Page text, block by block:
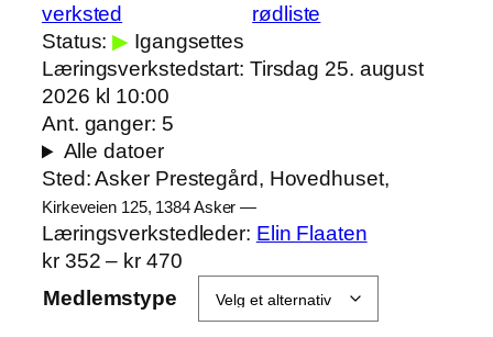
verksted
rødliste
Status:▶ Igangsettes
Læring­s­verkstedstart: Tirsdag 25. august
2026 kl 10:00
Ant. ganger: 5
Alle datoer
Sted:Asker Prestegård, Hovedhuset,
Kirkeveien 125, 1384 Asker —
Læring­s­verkstedleder: Elin Flaaten
kr352 – kr470P
Medlemstype